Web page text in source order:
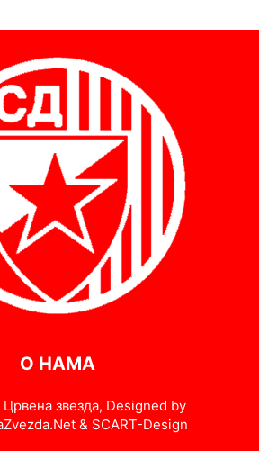
О НАМА
звезда, Designed by
& SCART-Design